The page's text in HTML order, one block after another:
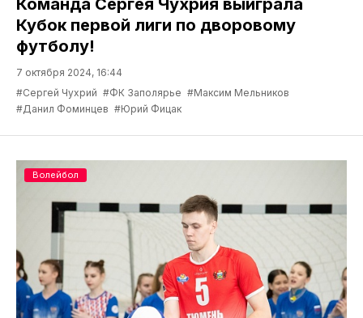
Кубок первой лиги по дворовому
футболу!
7 октября 2024, 16:44
#Сергей Чухрий #ФК Заполярье #Максим Мельников
#Данил Фоминцев #Юрий Фицак
Волейбол